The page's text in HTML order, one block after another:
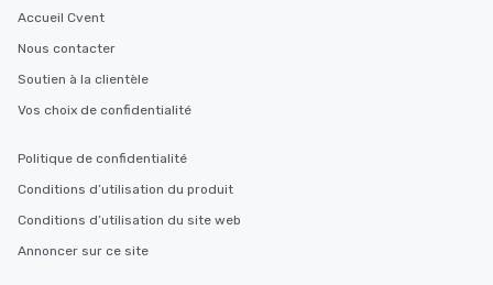
Accueil Cvent
Nous contacter
Soutien à la clientèle
Vos choix de confidentialité
Politique de confidentialité
Conditions d’utilisation du produit
Conditions d’utilisation du site web
Annoncer sur ce site